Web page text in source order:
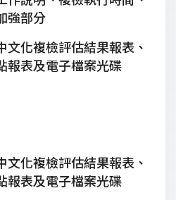
強部分
文化複檢評估結果報表、
報表及電子檔案光碟
文化複檢評估結果報表、
報表及電子檔案光碟